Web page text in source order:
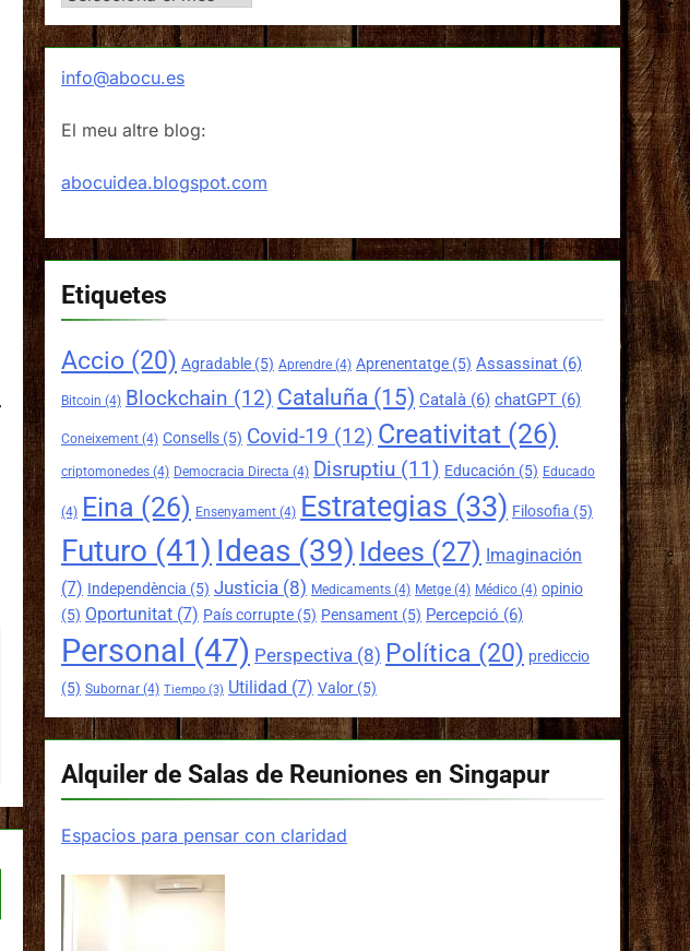
info@abocu.es
El meu altre blog:
abocuidea.blogspot.com
Etiquetes
Accio (20) Agradable (5) Aprendre (4) Aprenentatge (5) Assassinat (6)
Bitcoin (4) Blockchain (12) Cataluña (15) Català (6) chatGPT (6)
Coneixement (4) Consells (5) Covid-19 (12) Creativitat (26)
criptomonedes (4) Democracia Directa (4) Disruptiu (11) Educación (5) Educado
(4) Eina (26) Ensenyament (4) Estrategias (33) Filosofia (5)
Futuro (41) Ideas (39) Idees (27) Imaginación
(7) Independència (5) Justicia (8) Medicaments (4) Metge (4) Médico (4) opinio
(5) Oportunitat (7) País corrupte (5) Pensament (5) Percepció (6)
Personal (47) Perspectiva (8) Política (20) prediccio
(5) Subornar (4) Tiempo (3) Utilidad (7) Valor (5)
Alquiler de Salas de Reuniones en Singapur
Espacios para pensar con claridad